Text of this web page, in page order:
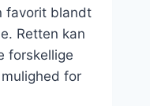
favorit blandt
Retten kan
forskellige
for